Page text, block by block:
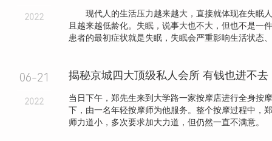
2022
现代人的生活压力越来越大，直接就体现在失眠
且越来越低龄化。失眠，说事大也不大，但也不是一
患者的最初症状就是失眠，失眠会严重影响生活状态
06-21
2022
揭秘京城四大顶级私人会所 有钱也进不去
当日下午，郑先生来到大学路一家按摩店进行全身按
下，由一名年轻按摩师为他服务。整个按摩过程中，
师力道小，多次要求加大力道，但仍然一直不满意。